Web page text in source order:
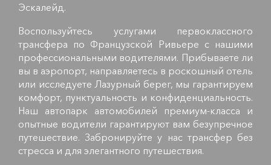
Эскалейд.
Воспользуйтесь услугами первоклассного
трансфера по Французской Ривьере с нашими
профессиональными водителями. Прибываете ли
вы в аэропорт, направляетесь в роскошный отель
или исследуете Лазурный берег, мы гарантируем
комфорт, пунктуальность и конфиденциальность.
Наш автопарк автомобилей премиум-класса и
опытные водители гарантируют вам безупречное
путешествие. Забронируйте у нас трансфер без
стресса и для элегантного путешествия.